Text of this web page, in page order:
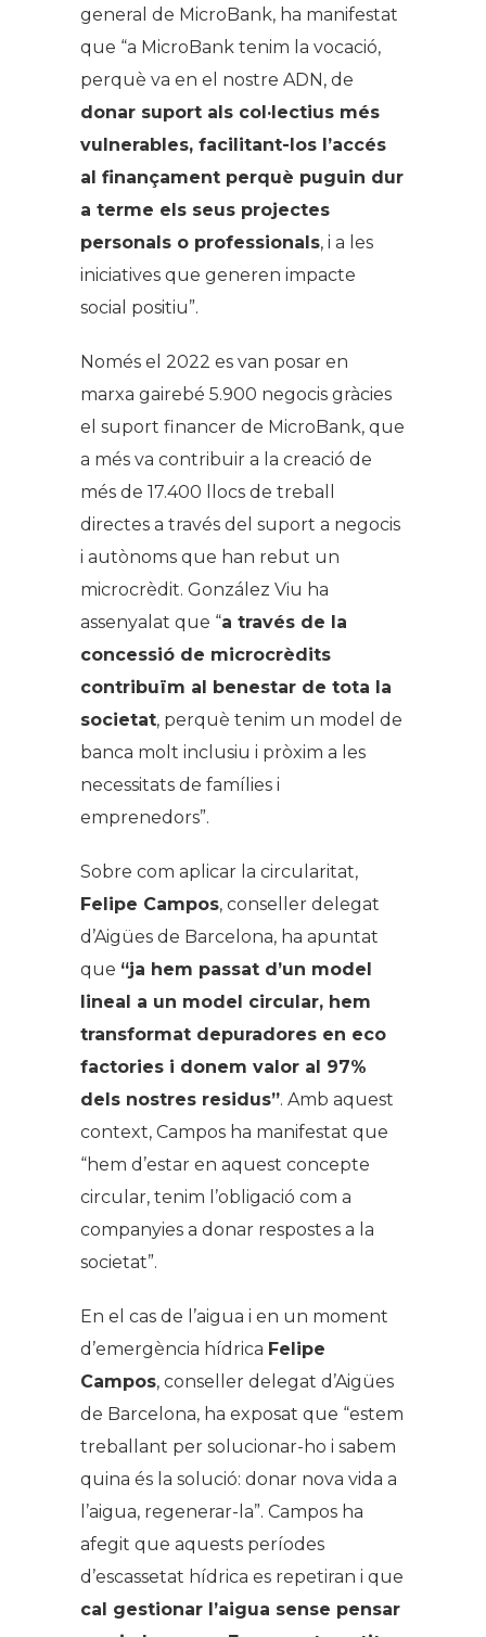
general de MicroBank, ha manifestat
que “a MicroBank tenim la vocació,
perquè va en el nostre ADN, de
donar suport als col·lectius més
vulnerables, facilitant-los l’accés
al finançament perquè puguin dur
a terme els seus projectes
personals o professionals, i a les
iniciatives que generen impacte
social positiu”.
Només el 2022 es van posar en
marxa gairebé 5.900 negocis gràcies
el suport financer de MicroBank, que
a més va contribuir a la creació de
més de 17.400 llocs de treball
directes a través del suport a negocis
i autònoms que han rebut un
microcrèdit. González Viu ha
assenyalat que “a través de la
concessió de microcrèdits
contribuïm al benestar de tota la
societat, perquè tenim un model de
banca molt inclusiu i pròxim a les
necessitats de famílies i
emprenedors”.
Sobre com aplicar la circularitat,
Felipe Campos, conseller delegat
d’Aigües de Barcelona, ha apuntat
que “ja hem passat d’un model
lineal a un model circular, hem
transformat depuradores en eco
factories i donem valor al 97%
dels nostres residus”. Amb aquest
context, Campos ha manifestat que
“hem d’estar en aquest concepte
circular, tenim l’obligació com a
companyies a donar respostes a la
societat”.
En el cas de l’aigua i en un moment
d’emergència hídrica Felipe
Campos, conseller delegat d’Aigües
de Barcelona, ha exposat que “estem
treballant per solucionar-ho i sabem
quina és la solució: donar nova vida a
l’aigua, regenerar-la”. Campos ha
afegit que aquests períodes
d’escassetat hídrica es repetiran i que
cal gestionar l’aigua sense pensar